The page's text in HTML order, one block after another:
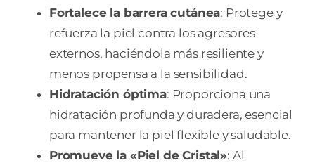
Fortalece la barrera cutánea: Protege y
refuerza la piel contra los agresores
externos, haciéndola más resiliente y
menos propensa a la sensibilidad.
Hidratación óptima: Proporciona una
hidratación profunda y duradera, esencial
para mantener la piel flexible y saludable.
Promueve la «Piel de Cristal»: Al